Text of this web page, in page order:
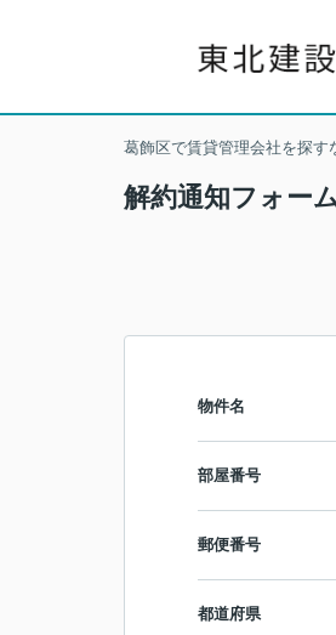
葛飾区で賃貸管理会社を探す
解約通知フォー
物件名
部屋番号
郵便番号
都道府県